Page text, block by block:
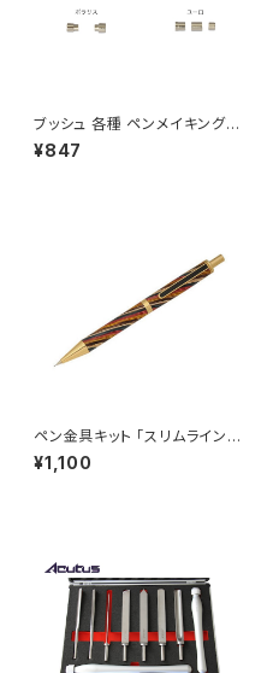
ブッシュ 各種 ペンメイキング用
【シエラ用 ・ポラリス用 ・クラシ
ック用 ・ユーロ用・ピルケース
¥847
ペン金具キット 「スリムラインプ
ロ」 0.7mmシャープペンシル
¥1,100